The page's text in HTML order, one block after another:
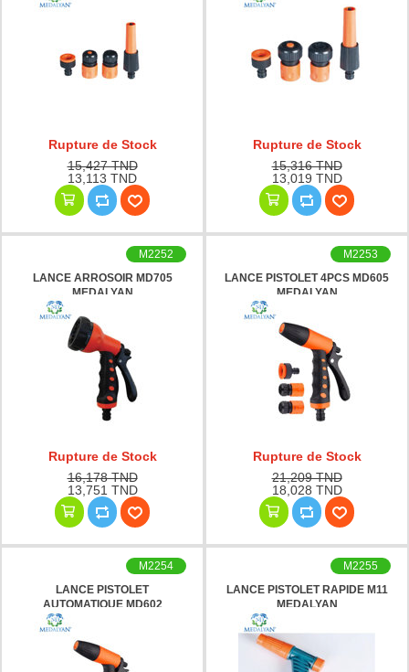
Rupture de Stock
15,427 TND
13,113 TND
Rupture de Stock
15,316 TND
13,019 TND
LANCE ARROSOIR MD705
MEDALYAN
M2252
Rupture de Stock
16,178 TND
13,751 TND
LANCE PISTOLET 4PCS MD605
MEDALYAN
M2253
Rupture de Stock
21,209 TND
18,028 TND
LANCE PISTOLET
AUTOMATIQUE MD602
M2254
LANCE PISTOLET RAPIDE M11
MEDALYAN
M2255